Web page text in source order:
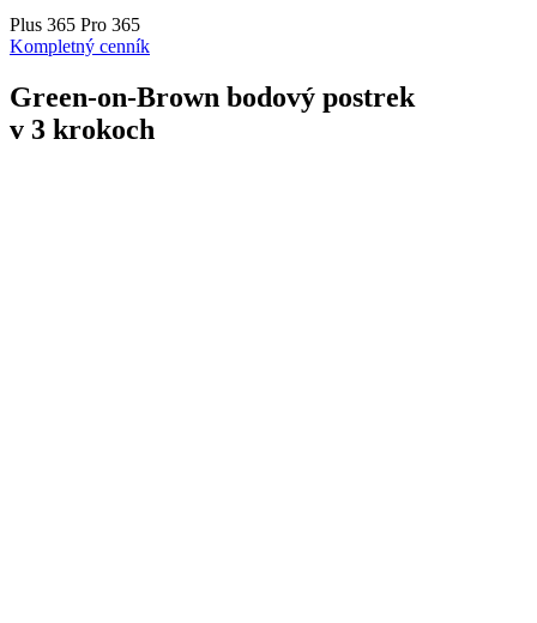
Plus 365 Pro 365
Kompletný cenník
Green-on-Brown bodový postrek
v 3 krokoch